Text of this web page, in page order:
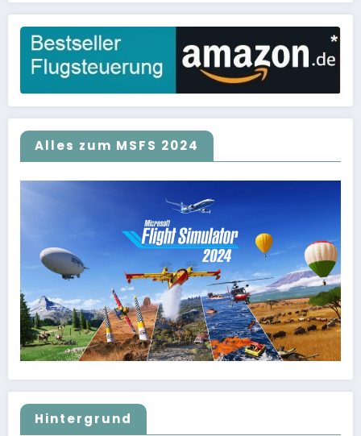
Alles zum MSFS 2024
Hintergrund